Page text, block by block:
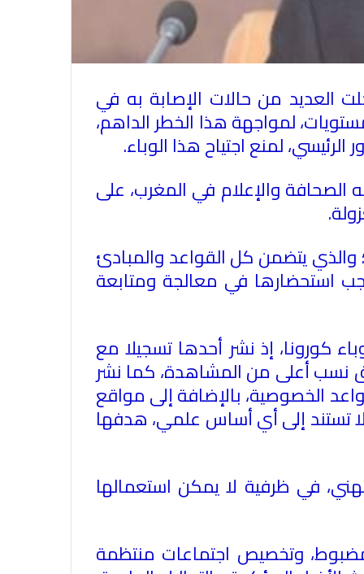
العديد من حالات الإصابة به في
لمواجهة هذا الخطر الداهم،
لمنع اجتياح هذا الوباء.
الصحافة والإعلام في المغرب، على
والذي يتضمن كل القواعد والمبادئ
استحضارها في معالجة ومتابعة
كورونا، إذ نشر أحدها تسجيلا مع
نسب أعلى من المشاهدة، كما نشر
الخصوصية، بالإضافة إلى مواقع
لا تستند إلى أي أساس علمي، هدفها
في ظرفية لا يمكن استعمالها
وتخصيص اجتماعات منتظمة
الاتحاد العام للصحفيين العرب يدين
بكل قوة جريمة إغتيال الاحتلال